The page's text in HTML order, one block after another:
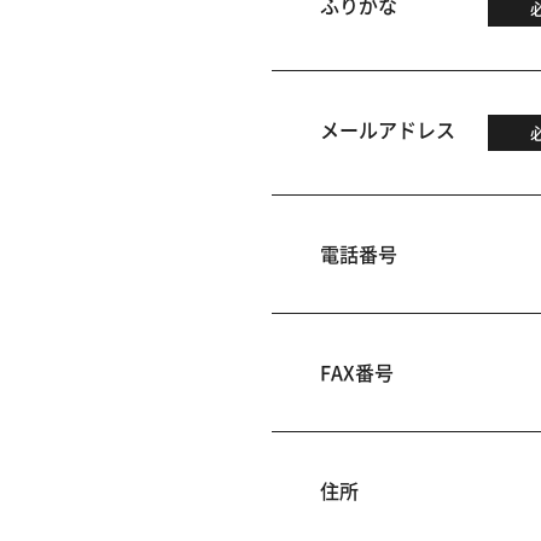
メールアドレス
電話番号
FAX番号
住所